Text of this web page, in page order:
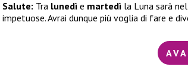
Salute: Tra lunedì e martedì la Luna sarà
impetuose. Avrai dunque più voglia di fare e